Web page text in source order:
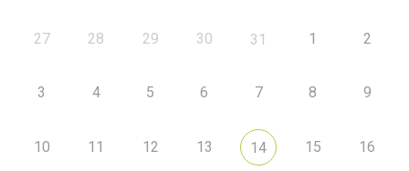
27 28 29 30 31 1 2
3 4 5 6 7 8 9
10 11 12 13 14 15 16